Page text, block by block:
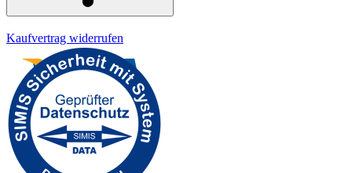
Kaufvertrag widerrufen